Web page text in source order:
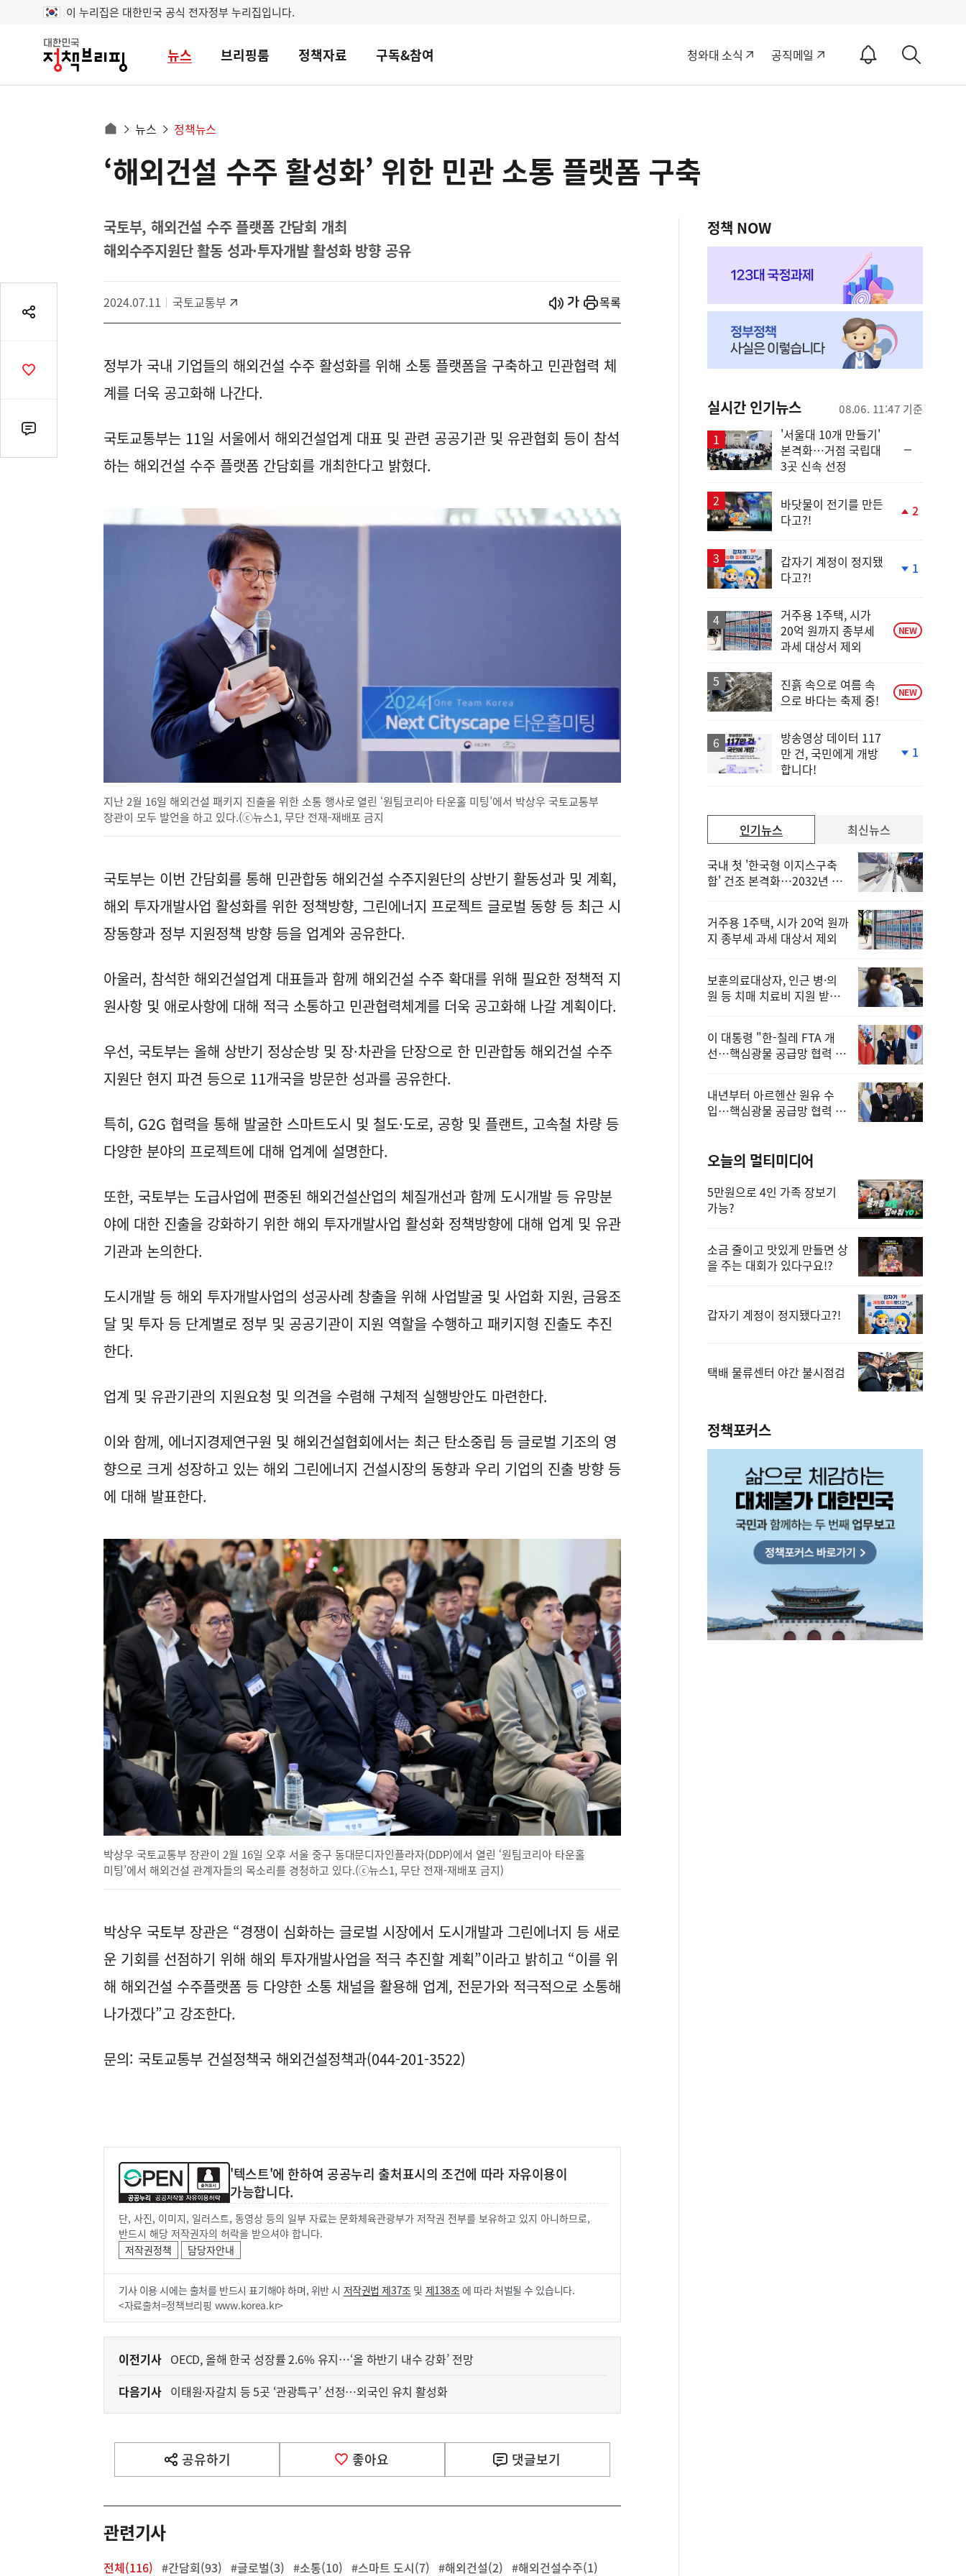
이 누리집은 대한민국 공식 전자정부 누리집입니다.
대
민
뉴스 브리핑룸 정책자료 구독&참여 청와대 소식 공직메일
알
ON
세
으
로
뉴스 정책뉴스
공
기
공
댓
글
‘해외건설 수주 활성화’ 위한 민관 소통 플랫폼 구축
국토부, 해외건설 수주 플랫폼 간담회 개최
해외수주지원단 활동 성과·투자개발 활성화 방향 공유
2024.07.11 국토교통부 시작
열기 목록
정부가 국내 기업들의 해외건설 수주 활성화를 위해 소통 플랫폼을 구축하고 민관협력 체
계를 더욱 공고화해 나간다.
국토교통부는 11일 서울에서 해외건설업계 대표 및 관련 공공기관 및 유관협회 등이 참석
하는 해외건설 수주 플랫폼 간담회를 개최한다고 밝혔다.
지난 2월 16일 해외건설 패키지 진출을 위한 소통 행사로 열린 ‘원팀코리아 타운홀 미팅’에서 박상우 국토교통부
장관이 모두 발언을 하고 있다.(ⓒ뉴스1, 무단 전재-재배포 금지
국토부는 이번 간담회를 통해 민관합동 해외건설 수주지원단의 상반기 활동성과 및 계획,
해외 투자개발사업 활성화를 위한 정책방향, 그린에너지 프로젝트 글로벌 동향 등 최근 시
장동향과 정부 지원정책 방향 등을 업계와 공유한다.
아울러, 참석한 해외건설업계 대표들과 함께 해외건설 수주 확대를 위해 필요한 정책적 지
원사항 및 애로사항에 대해 적극 소통하고 민관협력체계를 더욱 공고화해 나갈 계획이다.
우선, 국토부는 올해 상반기 정상순방 및 장·차관을 단장으로 한 민관합동 해외건설 수주
지원단 현지 파견 등으로 11개국을 방문한 성과를 공유한다.
특히, G2G 협력을 통해 발굴한 스마트도시 및 철도·도로, 공항 및 플랜트, 고속철 차량 등
다양한 분야의 프로젝트에 대해 업계에 설명한다.
또한, 국토부는 도급사업에 편중된 해외건설산업의 체질개선과 함께 도시개발 등 유망분
야에 대한 진출을 강화하기 위한 해외 투자개발사업 활성화 정책방향에 대해 업계 및 유관
기관과 논의한다.
도시개발 등 해외 투자개발사업의 성공사례 창출을 위해 사업발굴 및 사업화 지원, 금융조
달 및 투자 등 단계별로 정부 및 공공기관이 지원 역할을 수행하고 패키지형 진출도 추진
한다.
업계 및 유관기관의 지원요청 및 의견을 수렴해 구체적 실행방안도 마련한다.
이와 함께, 에너지경제연구원 및 해외건설협회에서는 최근 탄소중립 등 글로벌 기조의 영
향으로 크게 성장하고 있는 해외 그린에너지 건설시장의 동향과 우리 기업의 진출 방향 등
에 대해 발표한다.
박상우 국토교통부 장관이 2월 16일 오후 서울 중구 동대문디자인플라자(DDP)에서 열린 ‘원팀코리아 타운홀
미팅’에서 해외건설 관계자들의 목소리를 경청하고 있다.(ⓒ뉴스1, 무단 전재-재배포 금지)
박상우 국토부 장관은 “경쟁이 심화하는 글로벌 시장에서 도시개발과 그린에너지 등 새로
운 기회를 선점하기 위해 해외 투자개발사업을 적극 추진할 계획”이라고 밝히고 “이를 위
해 해외건설 수주플랫폼 등 다양한 소통 채널을 활용해 업계, 전문가와 적극적으로 소통해
나가겠다”고 강조한다.
문의: 국토교통부 건설정책국 해외건설정책과(044-201-3522)
'텍스트'에 한하여 공공누리 출처표시의 조건에 따라 자유이용이
가능합니다.
단, 사진, 이미지, 일러스트, 동영상 등의 일부 자료는 문화체육관광부가 저작권 전부를 보유하고 있지 아니하므로,
반드시 해당 저작권자의 허락을 받으셔야 합니다.
저작권정책
담당자안내
기사 이용 시에는 출처를 반드시 표기해야 하며, 위반 시 저작권법 제37조및 제138조에 따라 처벌될 수 있습니다.
<자료출처=정책브리핑 www.korea.kr>
이
다
음
기
영
역
이전기사 OECD, 올해 한국 성장률 2.6% 유지…‘올 하반기 내수 강화’ 전망
다음기사 이태원·자갈치 등 5곳 ‘관광특구’ 선정…외국인 유치 활성화
공유하기
열
기
좋아요 댓글보기
관련기사
전체(116) #간담회(93) #글로벌(3) #소통(10) #스마트 도시(7) #해외건설(2) #해외건설수주(1)
정책 NOW
실시간 인기뉴스 08.06. 11:47 기준
'서울대 10개 만들기'
본격화…거점 국립대
3곳 신속 선정
바닷물이 전기를 만든
다고?!
2
갑자기 계정이 정지됐
다고?!
1
거주용 1주택, 시가
20억 원까지 종부세
과세 대상서 제외
NEW
진흙 속으로 여름 속
으로 바다는 축제 중!
NEW
방송영상 데이터 117
만 건, 국민에게 개방
합니다!
1
인기뉴스
국내 첫 '한국형 이지스구축
함' 건조 본격화…2032년 해
거주용 1주택, 시가 20억 원까
지 종부세 과세 대상서 제외
보훈의료대상자, 인근 병·의
원 등 치매 치료비 지원 받을
이 대통령 "한-칠레 FTA 개
선…핵심광물 공급망 협력 더
내년부터 아르헨산 원유 수
입…핵심광물 공급망 협력 체
최신뉴스
오늘의 멀티미디어
5만원으로 4인 가족 장보기
가능?
소금 줄이고 맛있게 만들면 상
을 주는 대회가 있다구요!?
갑자기 계정이 정지됐다고?!
택배 물류센터 야간 불시점검
정책포커스